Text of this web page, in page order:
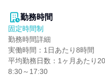
勤務時間
固定時間制
勤務時間詳細
実働時間：1日あたり8時間
平均勤務日数：1ヶ月あたり
8:30～17:30